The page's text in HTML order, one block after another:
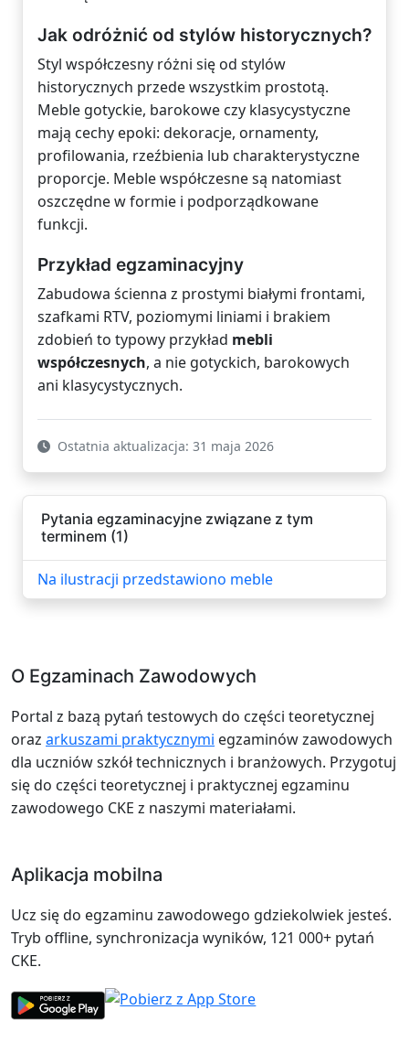
Jak odróżnić od stylów historycznych?
Styl współczesny różni się od stylów
historycznych przede wszystkim prostotą.
Meble gotyckie, barokowe czy klasycystyczne
mają cechy epoki: dekoracje, ornamenty,
profilowania, rzeźbienia lub charakterystyczne
proporcje. Meble współczesne są natomiast
oszczędne w formie i podporządkowane
funkcji.
Przykład egzaminacyjny
Zabudowa ścienna z prostymi białymi frontami,
szafkami RTV, poziomymi liniami i brakiem
zdobień to typowy przykład mebli
współczesnych, a nie gotyckich, barokowych
ani klasycystycznych.
Ostatnia aktualizacja: 31 maja 2026
Pytania egzaminacyjne związane z tym
terminem (1)
Na ilustracji przedstawiono meble
O Egzaminach Zawodowych
Portal z bazą pytań testowych do części teoretycznej
oraz arkuszami praktycznymi egzaminów zawodowych
dla uczniów szkół technicznych i branżowych. Przygotuj
się do części teoretycznej i praktycznej egzaminu
zawodowego CKE z naszymi materiałami.
Aplikacja mobilna
Ucz się do egzaminu zawodowego gdziekolwiek jesteś.
Tryb offline, synchronizacja wyników, 121 000+ pytań
CKE.